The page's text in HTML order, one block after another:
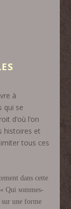
à
qui se
d’où l’on
histoires et
tous ces
dans cette
Qui sommes-
sur une forme